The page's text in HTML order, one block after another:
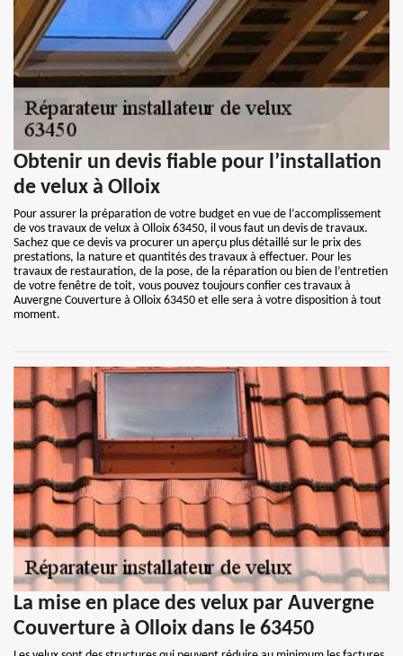
Obtenir un devis fiable pour l’installation
de velux à Olloix
Pour assurer la préparation de votre budget en vue de l’accomplissement
de vos travaux de velux à Olloix 63450, il vous faut un devis de travaux.
Sachez que ce devis va procurer un aperçu plus détaillé sur le prix des
prestations, la nature et quantités des travaux à effectuer. Pour les
travaux de restauration, de la pose, de la réparation ou bien de l’entretien
de votre fenêtre de toit, vous pouvez toujours confier ces travaux à
Auvergne Couverture à Olloix 63450 et elle sera à votre disposition à tout
moment.
La mise en place des velux par Auvergne
Couverture à Olloix dans le 63450